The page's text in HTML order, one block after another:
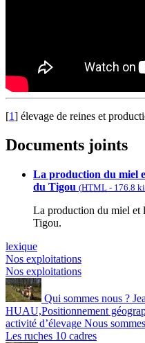
[1] élevage de reines et
Documents joints
La production du miel
du Tigou (HTML - 176.8
La production du miel et
Tigou.
lexique
Nos exploitations
Nos exploitations
Qui sommes nous ?
HUAU,Positionnement
activité d’élevage Nous
Les ruches 10 cadres